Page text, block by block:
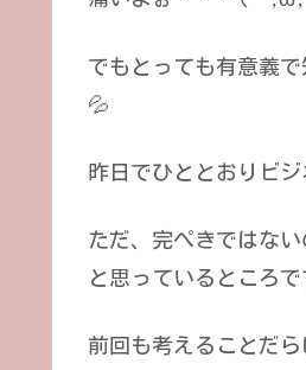
でもとっても有意義
💦
昨日でひととおりビ
ただ、完ぺきではな
と思っているところで
前回も考えることだ